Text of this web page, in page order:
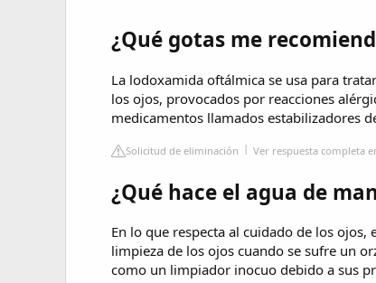
¿Qué gotas me
La lodoxamida oftálmica se usa para
los ojos, provocados por reacciones
medicamentos llamados estabilizadores
Solicitud de eliminación Ver respuesta completa
¿Qué hace el agua de
En lo que respecta al cuidado de los
limpieza de los ojos cuando se sufre un
como un limpiador inocuo debido a sus